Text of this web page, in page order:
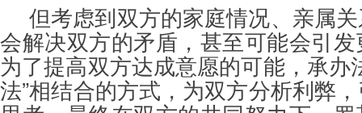
但考虑到双方的家庭情况、亲属
会解决双方的矛盾，甚至可能会引
为了提高双方达成意愿的可能，承办
法”相结合的方式，为双方分析利弊